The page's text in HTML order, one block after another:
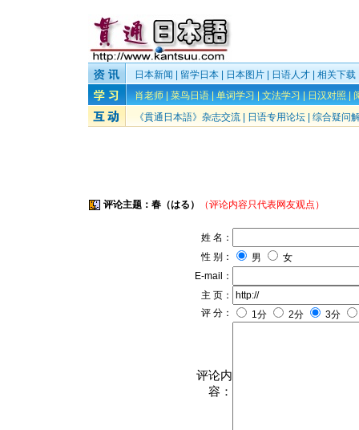
日本新闻 留学日本 日本图片 日语人才 相关下载
肖老师
菜鸟日语 单词学习 文法学习 日汉对照
《貫通日本語》杂志交流
日语专用论坛 综合疑问
评论主题：春（はる） （评论内容只代表网友观点）
姓 名：
性 别：
男
女
E-mail：
主 页：
评 分：
1分 2分 3分
评论内
容：